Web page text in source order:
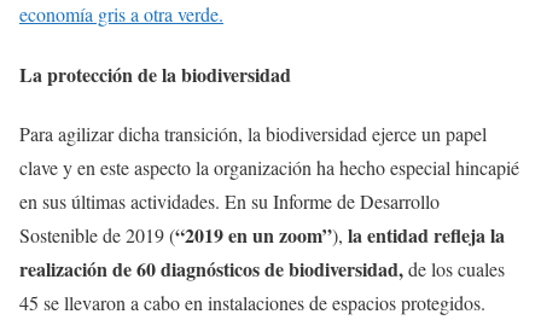
economía gris a otra verde.
La protección de la biodiversidad
Para agilizar dicha transición, la biodiversidad ejerce un papel
clave y en este aspecto la organización ha hecho especial hincapié
en sus últimas actividades. En su Informe de Desarrollo
Sostenible de 2019 (“2019 en un zoom”), la entidad refleja la
realización de 60 diagnósticos de biodiversidad,de los cuales
45 se llevaron a cabo en instalaciones de espacios protegidos.